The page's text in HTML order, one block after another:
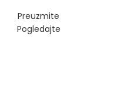
Preuzmite
Pogledajte